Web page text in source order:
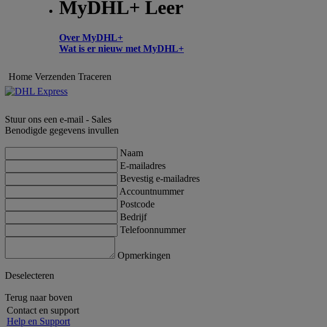
MyDHL+ Leer
Over MyDHL+
Wat is er nieuw met MyDHL+
Home Verzenden Traceren
Stuur ons een e-mail - Sales
Benodigde gegevens invullen
Naam
E-mailadres
Bevestig e-mailadres
Accountnummer
Postcode
Bedrijf
Telefoonnummer
Opmerkingen
Deselecteren
Terug naar boven
Contact en support
Help en Support